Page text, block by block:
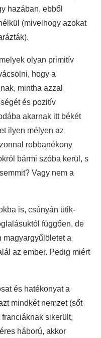
hazában, ebből
(mivelhogy azokat
olyan primitív
hogy a
mintha azzal
és pozitív
akarnak itt békét
ilyen mélyen az
robbanékony
bármi szóba kerül, s
Vagy nem a
is, csúnyán ütik-
függően, de
magyargyűlöletet a
az ember. Pedig miért
és hatékonyat a
mindkét nemzet (sőt
sikerült,
háború, akkor